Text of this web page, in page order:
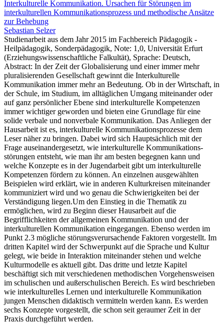
Interkulturelle Kommunikation. Ursachen für Störungen im
interkulturellen Kommunikationsprozess und methodische Ansätze
zur Behebung
Sebastian Selzer
Studienarbeit aus dem Jahr 2015 im Fachbereich Pädagogik -
Heilpädagogik, Sonderpädagogik, Note: 1,0, Universität Erfurt
(Erziehungswissenschaftliche Falkultät), Sprache: Deutsch,
Abstract: In der Zeit der Globalisierung und einer immer mehr
pluralisierenden Gesellschaft gewinnt die Interkulturelle
Kommunikation immer mehr an Bedeutung. Ob in der Wirtschaft, in
der Schule, im Studium, im alltäglichen Umgang miteinander oder
auf ganz persönlicher Ebene sind interkulturelle Kompetenzen
immer wichtiger geworden und bieten eine Grundlage für eine
solide verbale und nonverbale Kommunikation. Das Anliegen der
Hausarbeit ist es, interkulturelle Kommunikationsprozesse dem
Leser näher zu bringen. Dabei wird sich Hauptsächlich mit der
Frage auseinandergesetzt, wie interkulturelle Kommunikations-
störungen entsteht, wie man ihr am besten begegnen kann und
welche Konzepte es in der Jugendarbeit gibt um interkulturelle
Kompetenzen fördern zu können. An einzelnen ausgewählten
Beispielen wird erklärt, wie in anderen Kulturkreisen miteinander
kommuniziert wird und wo genau die Schwierigkeiten bei der
Verständigung liegen.Um den Einstieg in die Thematik zu
ermöglichen, wird zu Beginn dieser Hausarbeit auf die
Begrifflichkeiten der allgemeinen Kommunikation und der
interkulturellen Kommunikation eingegangen. Ebenso werden im
Punkt 2.3 mögliche störungsverursachende Faktoren vorgestellt. Im
dritten Kapitel wird der Schwerpunkt auf die Sprache und Kultur
gelegt, wie beide in Interaktion miteinander stehen und welche
Kulturmodelle es aktuell gibt. Das dritte und letzte Kapitel
beschäftigt sich mit verschiedenen methodischen Vorgehensweisen
im schulischen und außerschulischen Bereich. Es wird beschrieben
wie interkulturelles Lernen und interkulturelle Kommunikation
jungen Menschen didaktisch vermitteln werden kann. Es werden
sechs Konzepte vorgestellt, die schon seit geraumer Zeit in der
Praxis durchgeführt werden.